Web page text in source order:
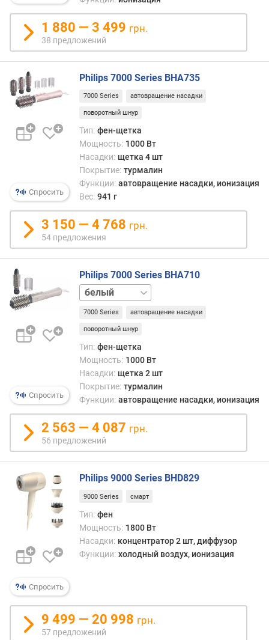
)
в
е
с
г
)
о
д
н
г
д
р
е
ж
м
ы
н
о
т
т
е
м
п
е
а
т
р
н
ы
е
р
1 880 — 3 499 грн.
38 предложений
Спросить
Philips 7000 Series BHA735
7000 Series автовращение насадки
поворотный шнур
Тип: фен-щетка
Мощность: 1000 Вт
Насадки: щетка 4 шт
Покрытие: турмалин
Функции: автовращение насадки, ионизация
Вес: 941 г
3 150 — 4 768 грн.
54 предложения
Спросить
Philips 7000 Series BHA710
графит
7000 Series автовращение насадки
поворотный шнур
Тип: фен-щетка
Мощность: 1000 Вт
Насадки: щетка 2 шт
Покрытие: турмалин
Функции: автовращение насадки, ионизация
2 563 — 4 087 грн.
56 предложений
Спросить
Philips 9000 Series BHD829
9000 Series смарт
Тип: фен
Мощность: 1800 Вт
Насадки: концентратор 2 шт, диффузор
Функции: холодный воздух, ионизация
9 499 — 20 998 грн.
57 предложений